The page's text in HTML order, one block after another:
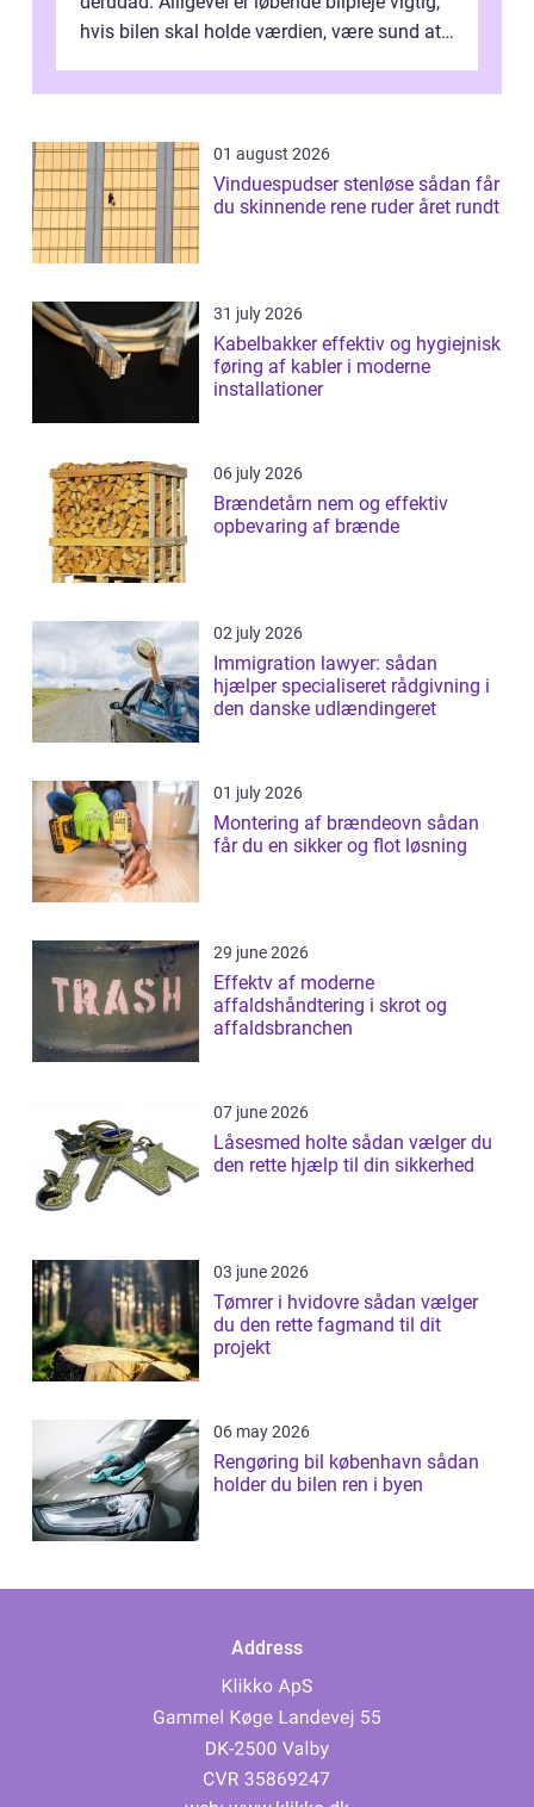
hvis bilen skal holde værdien, være sund at
01 august 2026
Vinduespudser stenløse sådan får
du skinnende rene ruder året rundt
31 july 2026
Kabelbakker effektiv og hygiejnisk
føring af kabler i moderne
installationer
06 july 2026
Brændetårn nem og effektiv
opbevaring af brænde
02 july 2026
Immigration lawyer: sådan
hjælper specialiseret rådgivning i
den danske udlændingeret
01 july 2026
Montering af brændeovn sådan
får du en sikker og flot løsning
29 june 2026
Effektv af moderne
affaldshåndtering i skrot og
affaldsbranchen
07 june 2026
Låsesmed holte sådan vælger du
den rette hjælp til din sikkerhed
03 june 2026
Tømrer i hvidovre sådan vælger
du den rette fagmand til dit
projekt
06 may 2026
Rengøring bil københavn sådan
holder du bilen ren i byen
Address